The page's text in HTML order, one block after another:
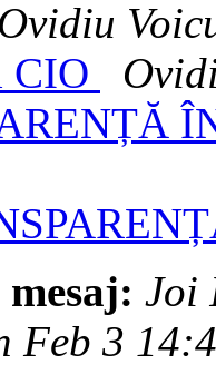
Ovidiu
CIO
Joi
Feb 3